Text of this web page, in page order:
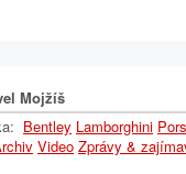
Mojžíš
Bentley Lamborghini
Video Zprávy &